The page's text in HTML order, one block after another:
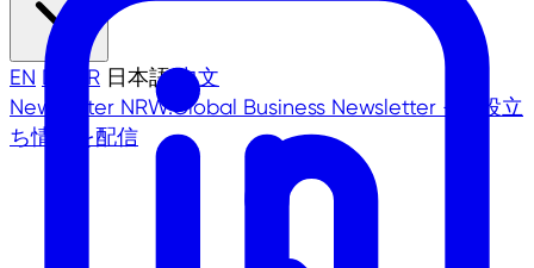
EN DE TR 日本語 中文
Newsletter NRW.Global Business Newsletter - お役立
ち情報を配信